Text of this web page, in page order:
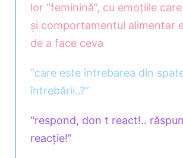
lor “feminină”, cu emoțiile
și comportamentul alimentar
de a face ceva
“care este întrebarea din
întrebării..?”
“respond, don t react!..
reacție!”